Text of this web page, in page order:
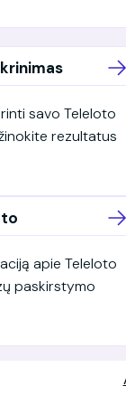
savo Teleloto
rezultatus
apie Teleloto
paskirstymo